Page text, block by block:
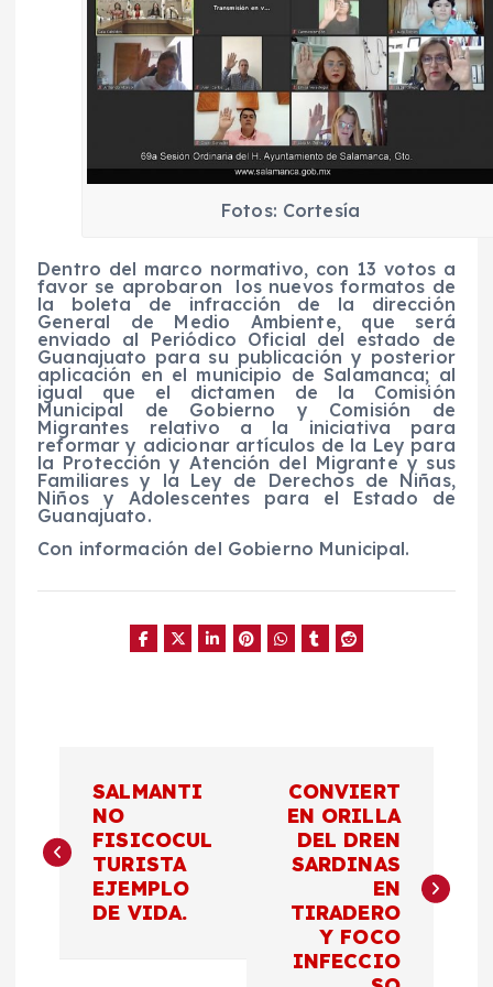
Fotos: Cortesía
Dentro del marco normativo, con 13 votos a
favor se aprobaron los nuevos formatos de
la boleta de infracción de la dirección
General de Medio Ambiente, que será
enviado al Periódico Oficial del estado de
Guanajuato para su publicación y posterior
aplicación en el municipio de Salamanca; al
igual que el dictamen de la Comisión
Municipal de Gobierno y Comisión de
Migrantes relativo a la iniciativa para
reformar y adicionar artículos de la Ley para
la Protección y Atención del Migrante y sus
Familiares y la Ley de Derechos de Niñas,
Niños y Adolescentes para el Estado de
Guanajuato.
Con información del Gobierno Municipal.
a
v
SALMANTI
NO
FISICOCUL
TURISTA
EJEMPLO
DE VIDA.
CONVIERT
EN ORILLA
DEL DREN
SARDINAS
EN
TIRADERO
Y FOCO
INFECCIO